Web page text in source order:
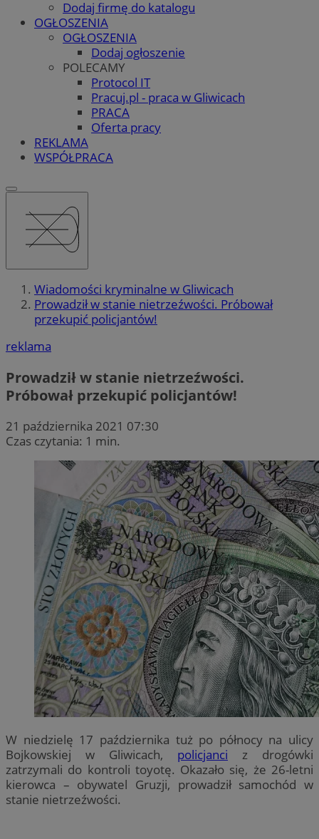
Dodaj firmę do katalogu
OGŁOSZENIA
OGŁOSZENIA
Dodaj ogłoszenie
POLECAMY
Protocol IT
Pracuj.pl - praca w Gliwicach
PRACA
Oferta pracy
REKLAMA
WSPÓŁPRACA
Wiadomości kryminalne w Gliwicach
Prowadził w stanie nietrzeźwości. Próbował
przekupić policjantów!
reklama
Prowadził w stanie nietrzeźwości.
Próbował przekupić policjantów!
21 października 2021 07:30
Czas czytania: 1 min.
W niedzielę 17 października tuż po północy na ulicy
Bojkowskiej w Gliwicach, policjanci z drogówki
zatrzymali do kontroli toyotę. Okazało się, że 26-letni
kierowca – obywatel Gruzji, prowadził samochód w
stanie nietrzeźwości.